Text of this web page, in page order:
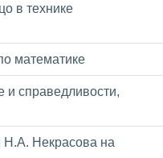
в технике
математике
и справедливости,
Н.А. Некрасова на